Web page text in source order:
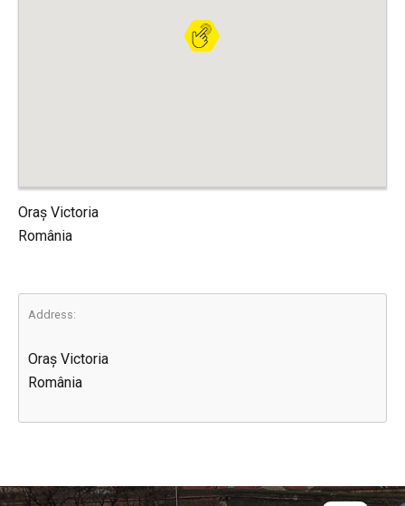
Oraș Victoria
România
Address:
Oraș Victoria
România